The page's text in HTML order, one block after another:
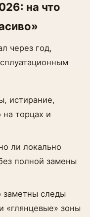
на что
через год,
истирание,
на торцах и
ли локально
полной замены
заметны следы
«глянцевые» зоны